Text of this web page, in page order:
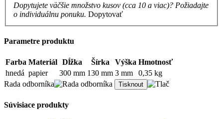
Dopytujete väčšie množstvo kusov (cca 10 a viac)? Požiadajte
o individuálnu ponuku. Dopytovať
Parametre produktu
Farba Materiál Dĺžka Šírka Výška Hmotnosť
hnedá papier 300 mm 130 mm 3 mm
0,35 kg
Rada odborníka
Súvisiace produkty